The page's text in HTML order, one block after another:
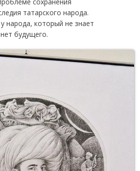
татарского народа.
народа, который не знает
будущего.